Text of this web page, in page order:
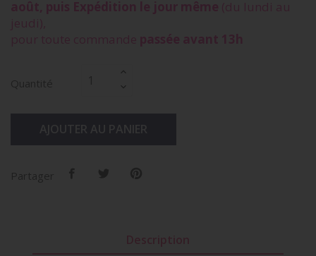
août, puis Expédition le jour même (du lundi au
jeudi),
pour toute commande passée avant 13h